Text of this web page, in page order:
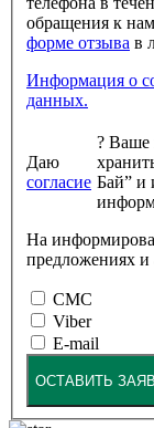
форме отзыва
Информация о согласии на обработку персональных
данных.
Даю
согласие
? Ваше
храниться в базе данных
Бай” и
На
предложениях и
СМС
Viber
E-mail
ОСТАВИТЬ